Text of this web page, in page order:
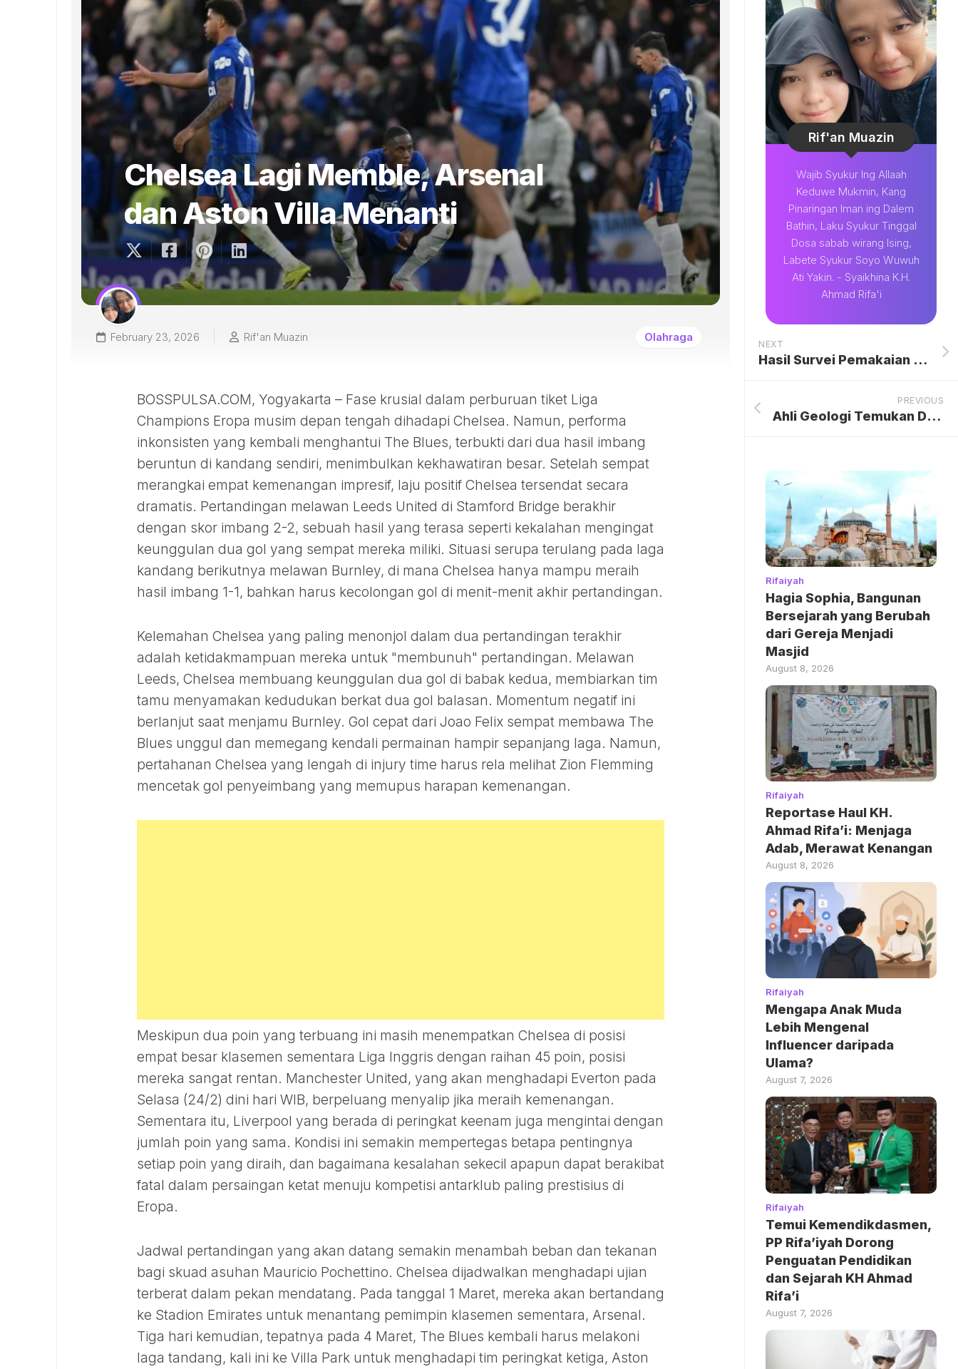
Chelsea Lagi Memble, Arsenal
dan Aston Villa Menanti
February 23, 2026 Rif'an Muazin Olahraga
BOSSPULSA.COM, Yogyakarta – Fase krusial dalam perburuan tiket Liga
Champions Eropa musim depan tengah dihadapi Chelsea. Namun, performa
inkonsisten yang kembali menghantui The Blues, terbukti dari dua hasil imbang
beruntun di kandang sendiri, menimbulkan kekhawatiran besar. Setelah sempat
merangkai empat kemenangan impresif, laju positif Chelsea tersendat secara
dramatis. Pertandingan melawan Leeds United di Stamford Bridge berakhir
dengan skor imbang 2-2, sebuah hasil yang terasa seperti kekalahan mengingat
keunggulan dua gol yang sempat mereka miliki. Situasi serupa terulang pada laga
kandang berikutnya melawan Burnley, di mana Chelsea hanya mampu meraih
hasil imbang 1-1, bahkan harus kecolongan gol di menit-menit akhir pertandingan.
Kelemahan Chelsea yang paling menonjol dalam dua pertandingan terakhir
adalah ketidakmampuan mereka untuk "membunuh" pertandingan. Melawan
Leeds, Chelsea membuang keunggulan dua gol di babak kedua, membiarkan tim
tamu menyamakan kedudukan berkat dua gol balasan. Momentum negatif ini
berlanjut saat menjamu Burnley. Gol cepat dari Joao Felix sempat membawa The
Blues unggul dan memegang kendali permainan hampir sepanjang laga. Namun,
pertahanan Chelsea yang lengah di injury time harus rela melihat Zion Flemming
mencetak gol penyeimbang yang memupus harapan kemenangan.
Meskipun dua poin yang terbuang ini masih menempatkan Chelsea di posisi
empat besar klasemen sementara Liga Inggris dengan raihan 45 poin, posisi
mereka sangat rentan. Manchester United, yang akan menghadapi Everton pada
Selasa (24/2) dini hari WIB, berpeluang menyalip jika meraih kemenangan.
Sementara itu, Liverpool yang berada di peringkat keenam juga mengintai dengan
jumlah poin yang sama. Kondisi ini semakin mempertegas betapa pentingnya
setiap poin yang diraih, dan bagaimana kesalahan sekecil apapun dapat berakibat
fatal dalam persaingan ketat menuju kompetisi antarklub paling prestisius di
Eropa.
Jadwal pertandingan yang akan datang semakin menambah beban dan tekanan
bagi skuad asuhan Mauricio Pochettino. Chelsea dijadwalkan menghadapi ujian
terberat dalam pekan mendatang. Pada tanggal 1 Maret, mereka akan bertandang
ke Stadion Emirates untuk menantang pemimpin klasemen sementara, Arsenal.
Tiga hari kemudian, tepatnya pada 4 Maret, The Blues kembali harus melakoni
laga tandang, kali ini ke Villa Park untuk menghadapi tim peringkat ketiga, Aston
Rif'an Muazin
Wajib Syukur Ing Allaah
Keduwe Mukmin, Kang
Pinaringan Iman ing Dalem
Bathin, Laku Syukur Tinggal
Dosa sabab wirang Ising,
Labete Syukur Soyo Wuwuh
Ati Yakin. - Syaikhina K.H.
Ahmad Rifa'i
NEXT
Hasil Survei Pemakaian Mobil Listrik Mungil Mibot: Solusi Mobilitas Cerdas untuk Pekerja Kantoran di Era Nol Emisi
PREVIOUS
Ahli Geologi Temukan Deposit Tanah Jarang Terbesar di Bekas Uni Soviet
Rifaiyah
Hagia Sophia, Bangunan
Bersejarah yang Berubah
dari Gereja Menjadi
Masjid
August 8, 2026
Rifaiyah
Reportase Haul KH.
Ahmad Rifa’i: Menjaga
Adab, Merawat Kenangan
August 8, 2026
Rifaiyah
Mengapa Anak Muda
Lebih Mengenal
Influencer daripada
Ulama?
August 7, 2026
Rifaiyah
Temui Kemendikdasmen,
PP Rifa’iyah Dorong
Penguatan Pendidikan
dan Sejarah KH Ahmad
Rifa’i
August 7, 2026